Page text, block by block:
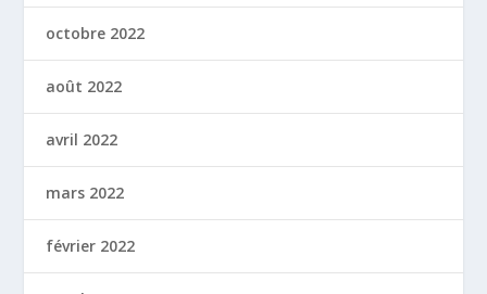
octobre 2022
août 2022
avril 2022
mars 2022
février 2022